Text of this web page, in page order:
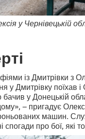
у Чернівецькій
із Дмитрівки з
у Дмитрівку поїхав
у Донецькій
– пригадує
машин.
спогади про бої, які